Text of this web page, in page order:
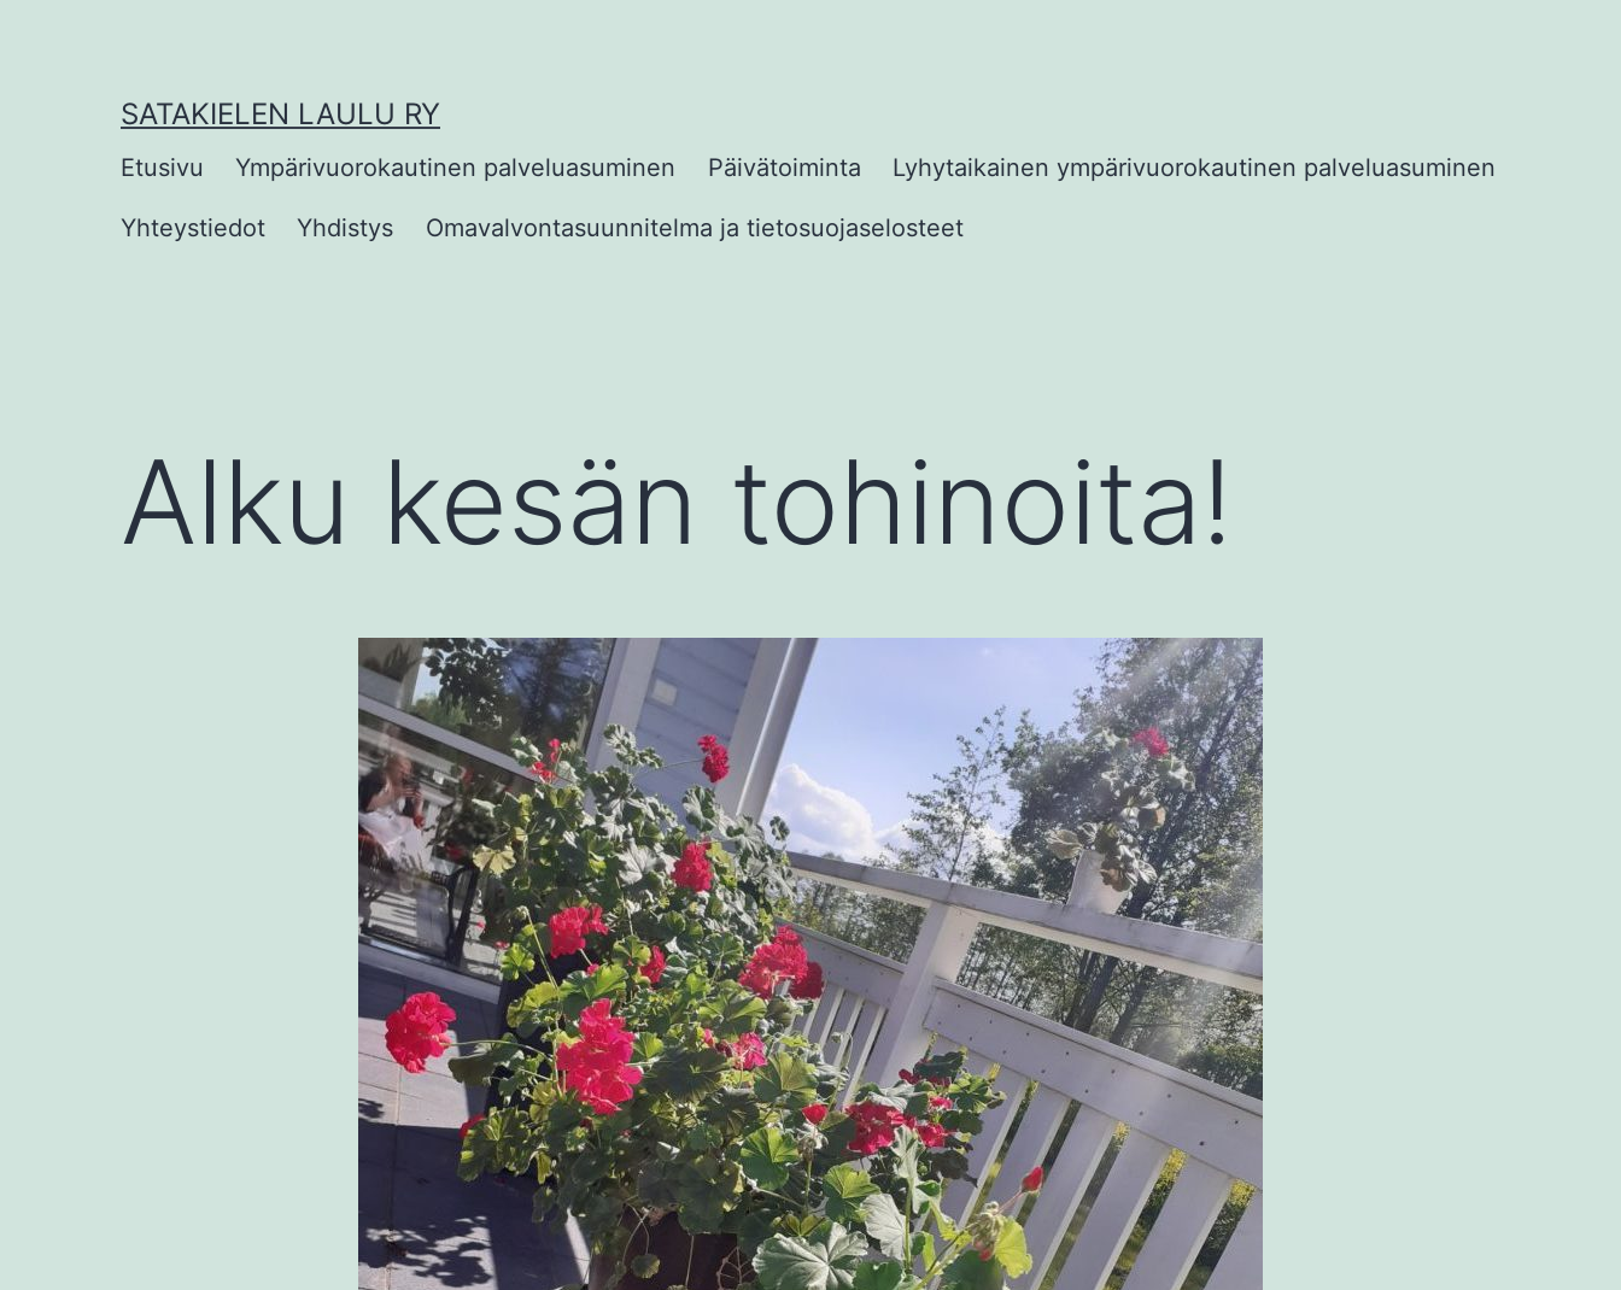
SATAKIELEN LAULU RY
Etusivu Ympärivuorokautinen palveluasuminen Päivätoiminta Lyhytaikainen ympärivuorokautinen palveluasuminen
Yhteystiedot Yhdistys Omavalvontasuunnitelma ja tietosuojaselosteet
Alku kesän tohinoita!